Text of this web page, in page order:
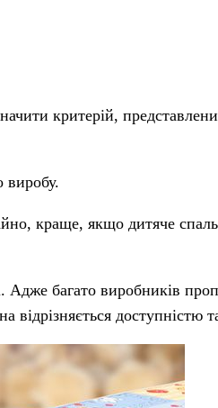
критерій,
виробу.
краще, якщо дитяче
Адже багато виробників
відрізняється доступністю